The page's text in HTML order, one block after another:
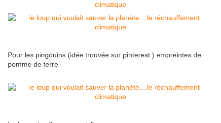
Pour les pingouins (idée trouvée sur pinterest ) empreintes de
pomme de terre